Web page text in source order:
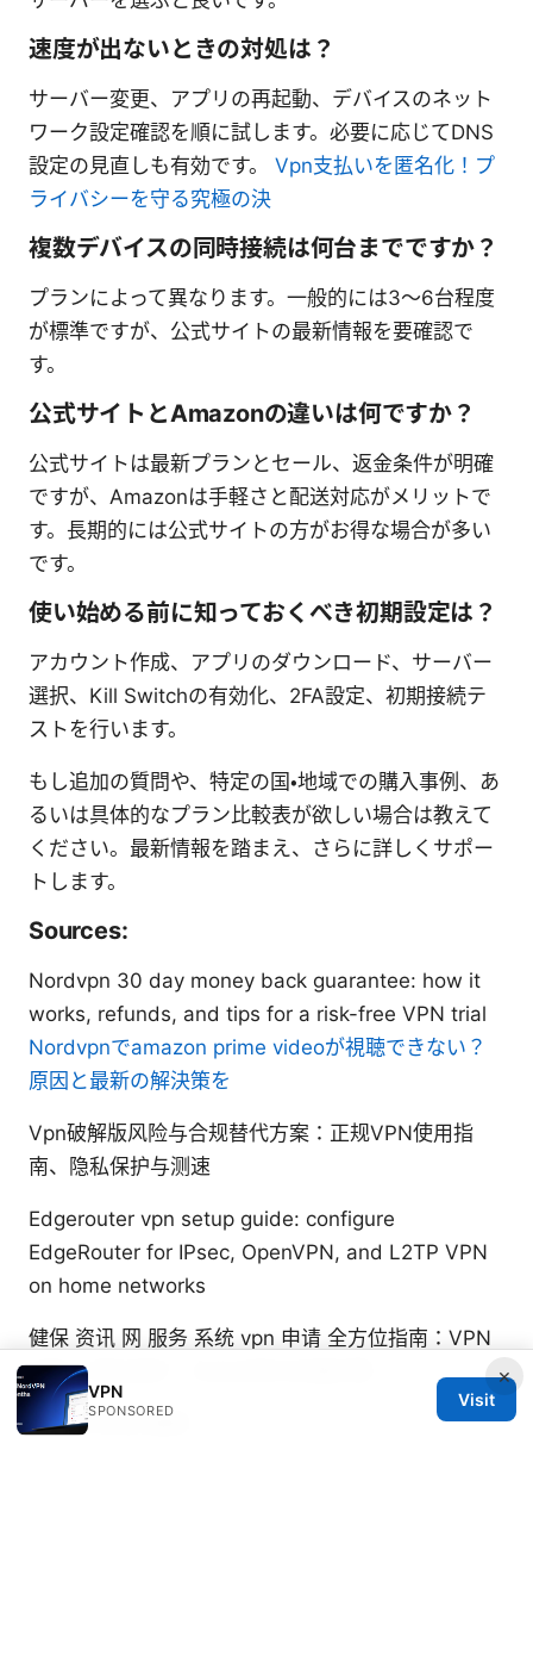
速度が出ないときの対処は？
サーバー変更、アプリの再起動、デバイスのネット
ワーク設定確認を順に試します。必要に応じてDNS
設定の見直しも有効です。 Vpn支払いを匿名化！プ
ライバシーを守る究極の決
複数デバイスの同時接続は何台までですか？
プランによって異なります。一般的には3〜6台程度
が標準ですが、公式サイトの最新情報を要確認で
す。
公式サイトとAmazonの違いは何ですか？
公式サイトは最新プランとセール、返金条件が明確
ですが、Amazonは手軽さと配送対応がメリットで
す。長期的には公式サイトの方がお得な場合が多い
です。
使い始める前に知っておくべき初期設定は？
アカウント作成、アプリのダウンロード、サーバー
選択、Kill Switchの有効化、2FA設定、初期接続テ
ストを行います。
もし追加の質問や、特定の国・地域での購入事例、あ
るいは具体的なプラン比較表が欲しい場合は教えて
ください。最新情報を踏まえ、さらに詳しくサポー
トします。
Sources:
Nordvpn 30 day money back guarantee: how it
works, refunds, and tips for a risk-free VPN trial
Nordvpnでamazon prime videoが視聴できない？
原因と最新の解決策を
Vpn破解版风险与合规替代方案：正规VPN使用指
南、隐私保护与测速
Edgerouter vpn setup guide: configure
EdgeRouter for IPsec, OpenVPN, and L2TP VPN
on home networks
健保 资讯 网 服务 系统 vpn 申请 全方位指南：VPN
选择、隐私保护、企业合规与实操步骤
国内 手机vpn推荐
×
VPN
SPONSORED
Visit